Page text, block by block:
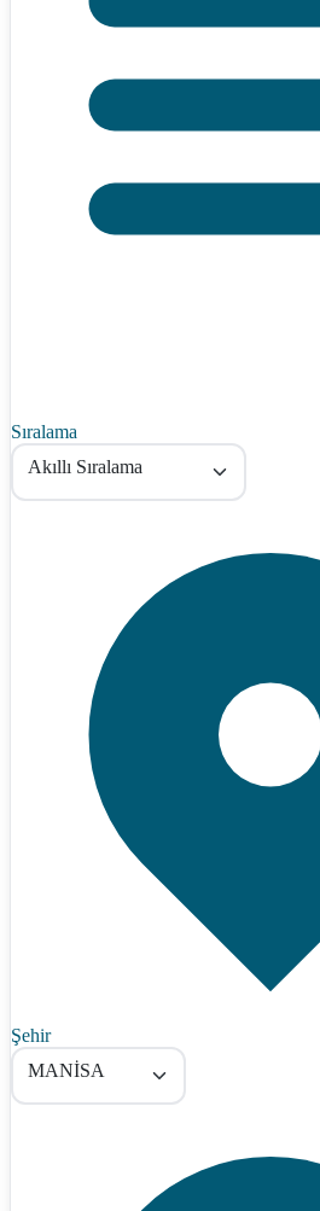
Sıralama
Akıllı Sıralama
Şehir
MANİSA